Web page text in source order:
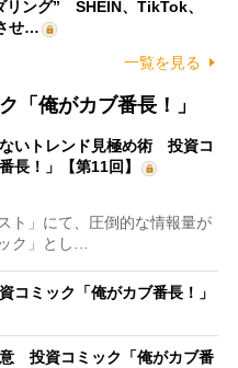
リング” SHEIN、TikTok、
せ…
一覧を見る
「俺がカブ番長！」
ないトレンド見極め術 投資コ
長！」【第11回】
ト」にて、圧倒的な情報量が
ク」とし…
ミック「俺がカブ番長！」
投資コミック「俺がカブ番